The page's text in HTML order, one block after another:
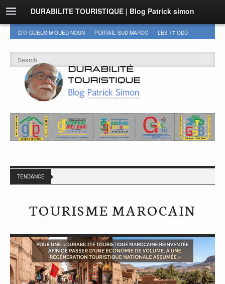
DURABILITE TOURISTIQUE | Blog Patrick simon
CRT GUELMIM OUED NOUN PORTAIL SUD MAROC
LES 17 ODD
TENDANCE
TOURISME MAROCAIN